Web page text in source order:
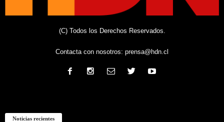
(C) Todos los Derechos Reservados.
Contacta con nosotros: prensa@hdn.cl
Noticias recientes